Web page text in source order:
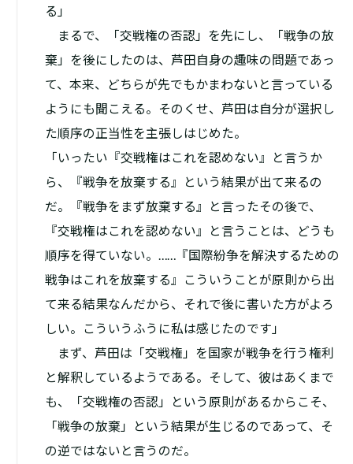
る」
まるで、「交戦権の否認」を先にし、「戦争の放
棄」を後にしたのは、芦田自身の趣味の問題であっ
て、本来、どちらが先でもかまわないと言っている
ようにも聞こえる。そのくせ、芦田は自分が選択し
た順序の正当性を主張しはじめた。
「いったい『交戦権はこれを認めない』と言うか
ら、『戦争を放棄する』という結果が出て来るの
だ。『戦争をまず放棄する』と言ったその後で、
『交戦権はこれを認めない』と言うことは、どうも
順序を得ていない。……『国際紛争を解決するための
戦争はこれを放棄する』こういうことが原則から出
て来る結果なんだから、それで後に書いた方がよろ
しい。こういうふうに私は感じたのです」
まず、芦田は「交戦権」を国家が戦争を行う権利
と解釈しているようである。そして、彼はあくまで
も、「交戦権の否認」という原則があるからこそ、
「戦争の放棄」という結果が生じるのであって、そ
の逆ではないと言うのだ。